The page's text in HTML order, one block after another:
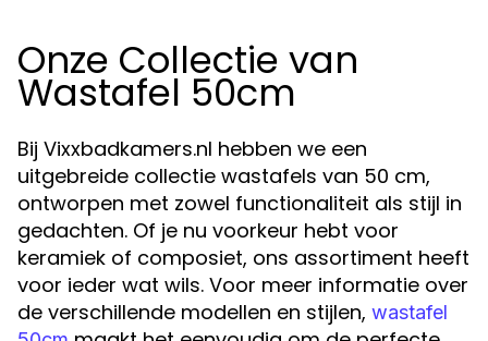
Onze Collectie van
Wastafel 50cm
Bij Vixxbadkamers.nl hebben we een
uitgebreide collectie wastafels van 50 cm,
ontworpen met zowel functionaliteit als stijl in
gedachten. Of je nu voorkeur hebt voor
keramiek of composiet, ons assortiment heeft
voor ieder wat wils. Voor meer informatie over
de verschillende modellen en stijlen, wastafel